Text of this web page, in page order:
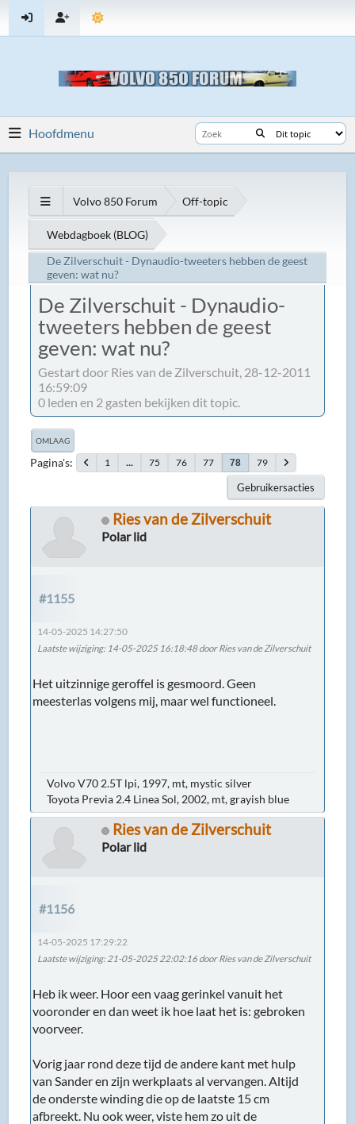
Hoofdmenu
Volvo 850 Forum Off-topic
Webdagboek (BLOG)
De Zilverschuit - Dynaudio-tweeters hebben de geest
geven: wat nu?
De Zilverschuit - Dynaudio-
tweeters hebben de geest
geven: wat nu?
Gestart door Ries van de Zilverschuit, 28-12-2011
16:59:09
0 leden en 2 gasten bekijken dit topic.
OMLAAG
Pagina's 1 ... 75 76 77 78 79
Gebruikersacties
Ries van de Zilverschuit
Polar lid
#1155
14-05-2025 14:27:50
Laatste wijziging: 14-05-2025 16:18:48 door Ries van de Zilverschuit
Het uitzinnige geroffel is gesmoord. Geen
meesterlas volgens mij, maar wel functioneel.
Volvo V70 2.5T lpi, 1997, mt, mystic silver
Toyota Previa 2.4 Linea Sol, 2002, mt, grayish blue
Ries van de Zilverschuit
Polar lid
#1156
14-05-2025 17:29:22
Laatste wijziging: 21-05-2025 22:02:16 door Ries van de Zilverschuit
Heb ik weer. Hoor een vaag gerinkel vanuit het
vooronder en dan weet ik hoe laat het is: gebroken
voorveer.
Vorig jaar rond deze tijd de andere kant met hulp
van Sander en zijn werkplaats al vervangen. Altijd
de onderste winding die op de laatste 15 cm
afbreekt. Nu ook weer, viste hem zo uit de